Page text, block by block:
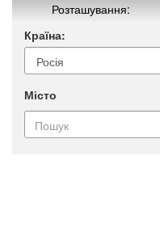
Розташування:
Країна:
Місто